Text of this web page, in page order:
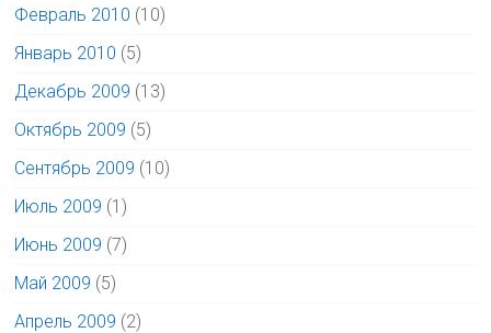
Февраль 2010 (10)
Январь 2010 (5)
Декабрь 2009 (13)
Октябрь 2009 (5)
Сентябрь 2009 (10)
Июль 2009 (1)
Июнь 2009 (7)
Май 2009 (5)
Апрель 2009 (2)